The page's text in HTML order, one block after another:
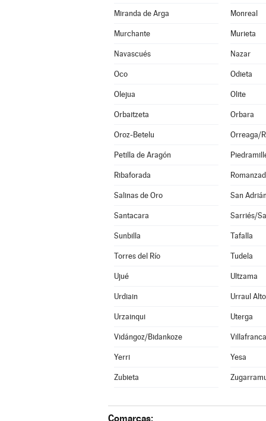
Miranda de Arga Monreal
Murchante Murieta
Navascués Nazar
Oco Odieta
Olejua Olite
Orbaitzeta Orbara
Oroz-Betelu Orreaga/
Petilla de Aragón
Ribaforada
Salinas de Oro San Adrián
Santacara Sarriés/
Sunbilla Tafalla
Torres del Río Tudela
Ujué Ultzama
Urdiain Urraul Alto
Urzainqui Uterga
Vidángoz/Bidankoze Villafranca
Yerri Yesa
Zubieta
Comarcas: